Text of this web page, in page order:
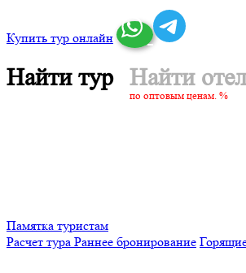
Купить тур онлайн
Найти тур Найти
по оптовым ценам. %
Памятка туристам
Расчет тура Раннее бронирование